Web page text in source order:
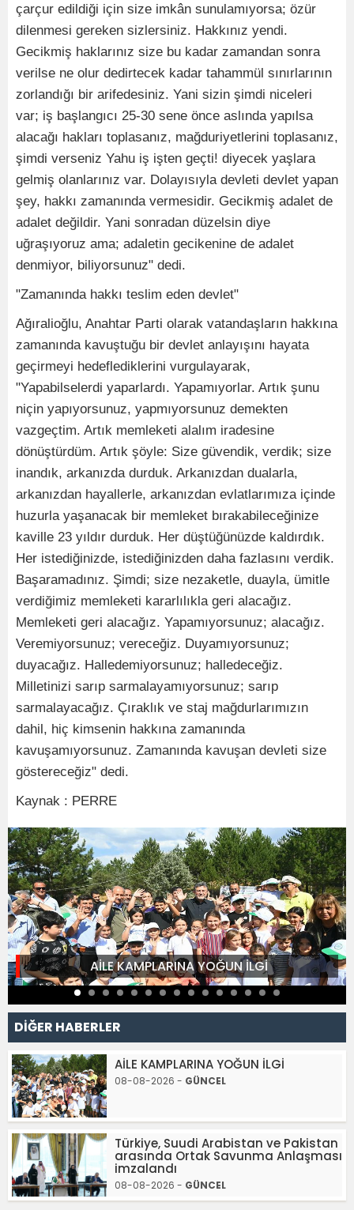
çarçur edildiği için size imkân sunulamıyorsa; özür
dilenmesi gereken sizlersiniz. Hakkınız yendi.
Gecikmiş haklarınız size bu kadar zamandan sonra
verilse ne olur dedirtecek kadar tahammül sınırlarının
zorlandığı bir arifedesiniz. Yani sizin şimdi niceleri
var; iş başlangıcı 25-30 sene önce aslında yapılsa
alacağı hakları toplasanız, mağduriyetlerini toplasanız,
şimdi verseniz Yahu iş işten geçti! diyecek yaşlara
gelmiş olanlarınız var. Dolayısıyla devleti devlet yapan
şey, hakkı zamanında vermesidir. Gecikmiş adalet de
adalet değildir. Yani sonradan düzelsin diye
uğraşıyoruz ama; adaletin gecikenine de adalet
denmiyor, biliyorsunuz" dedi.
"Zamanında hakkı teslim eden devlet"
Ağıralioğlu, Anahtar Parti olarak vatandaşların hakkına
zamanında kavuştuğu bir devlet anlayışını hayata
geçirmeyi hedeflediklerini vurgulayarak,
"Yapabilselerdi yaparlardı. Yapamıyorlar. Artık şunu
niçin yapıyorsunuz, yapmıyorsunuz demekten
vazgeçtim. Artık memleketi alalım iradesine
dönüştürdüm. Artık şöyle: Size güvendik, verdik; size
inandık, arkanızda durduk. Arkanızdan dualarla,
arkanızdan hayallerle, arkanızdan evlatlarımıza içinde
huzurla yaşanacak bir memleket bırakabileceğinize
kaville 23 yıldır durduk. Her düştüğünüzde kaldırdık.
Her istediğinizde, istediğinizden daha fazlasını verdik.
Başaramadınız. Şimdi; size nezaketle, duayla, ümitle
verdiğimiz memleketi kararlılıkla geri alacağız.
Memleketi geri alacağız. Yapamıyorsunuz; alacağız.
Veremiyorsunuz; vereceğiz. Duyamıyorsunuz;
duyacağız. Halledemiyorsunuz; halledeceğiz.
Milletinizi sarıp sarmalayamıyorsunuz; sarıp
sarmalayacağız. Çıraklık ve staj mağdurlarımızın
dahil, hiç kimsenin hakkına zamanında
kavuşamıyorsunuz. Zamanında kavuşan devleti size
göstereceğiz" dedi.
Kaynak : PERRE
AİLE KAMPLARINA YOĞUN İLGİ
DİĞER HABERLER
AİLE KAMPLARINA YOĞUN İLGİ
08-08-2026 - GÜNCEL
Türkiye, Suudi Arabistan ve Pakistan
arasında Ortak Savunma Anlaşması
imzalandı
08-08-2026 - GÜNCEL